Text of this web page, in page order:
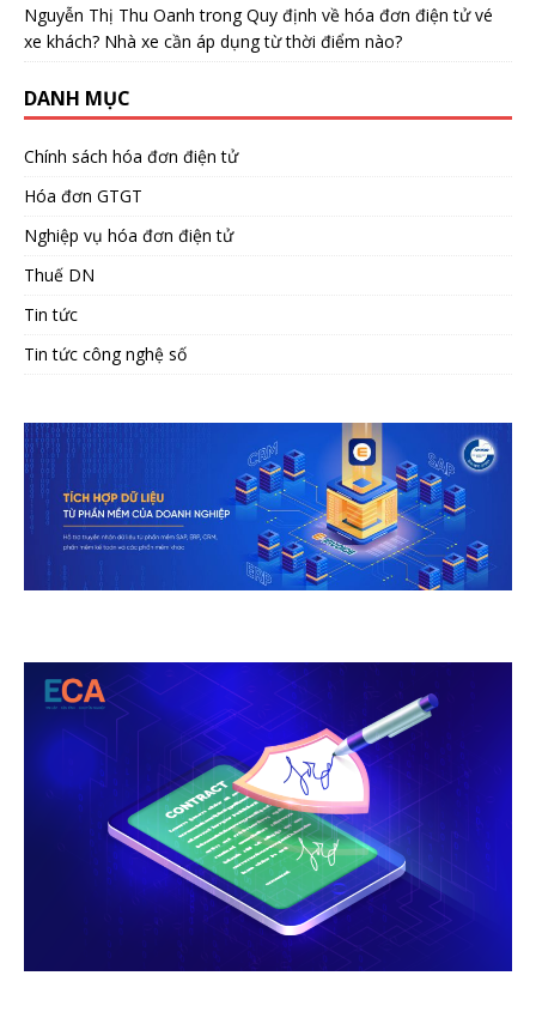
Nguyễn Thị Thu Oanh trongQuy định về hóa đơn điện tử vé
xe khách? Nhà xe cần áp dụng từ thời điểm nào?
DANH MỤC
Chính sách hóa đơn điện tử
Hóa đơn GTGT
Nghiệp vụ hóa đơn điện tử
Thuế DN
Tin tức
Tin tức công nghệ số